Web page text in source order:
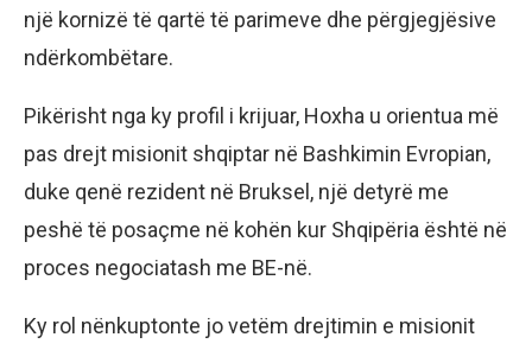
një kornizë të qartë të parimeve dhe përgjegjësive
ndërkombëtare.
Pikërisht nga ky profil i krijuar, Hoxha u orientua më
pas drejt misionit shqiptar në Bashkimin Evropian,
duke qenë rezident në Bruksel, një detyrë me
peshë të posaçme në kohën kur Shqipëria është në
proces negociatash me BE-në.
Ky rol nënkuptonte jo vetëm drejtimin e misionit